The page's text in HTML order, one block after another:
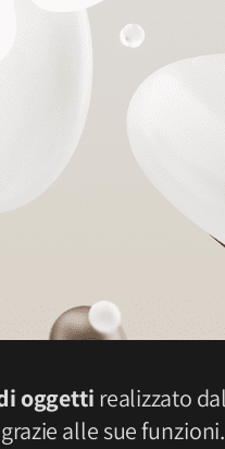
oggetti realizzato dal
alle sue funzioni.